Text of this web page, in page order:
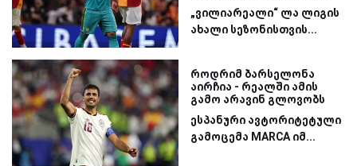
„ვილიარეალი“ ლა ლიგის
ახალი სეზონისთვის...
როდრიმ ბარსელონა
აირჩია - რეალში ამის
გამო არავინ გლოვობს
ესპანური ავტორიტეტული
გამოცემა MARCA იმ...